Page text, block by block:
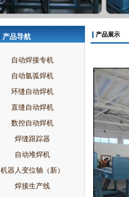
产品导航
自动焊接专机
自动氩弧焊机
环缝自动焊机
直缝自动焊机
数控自动焊机
焊缝跟踪器
自动堆焊机
机器人变位轴（新）
焊接生产线
产品展示